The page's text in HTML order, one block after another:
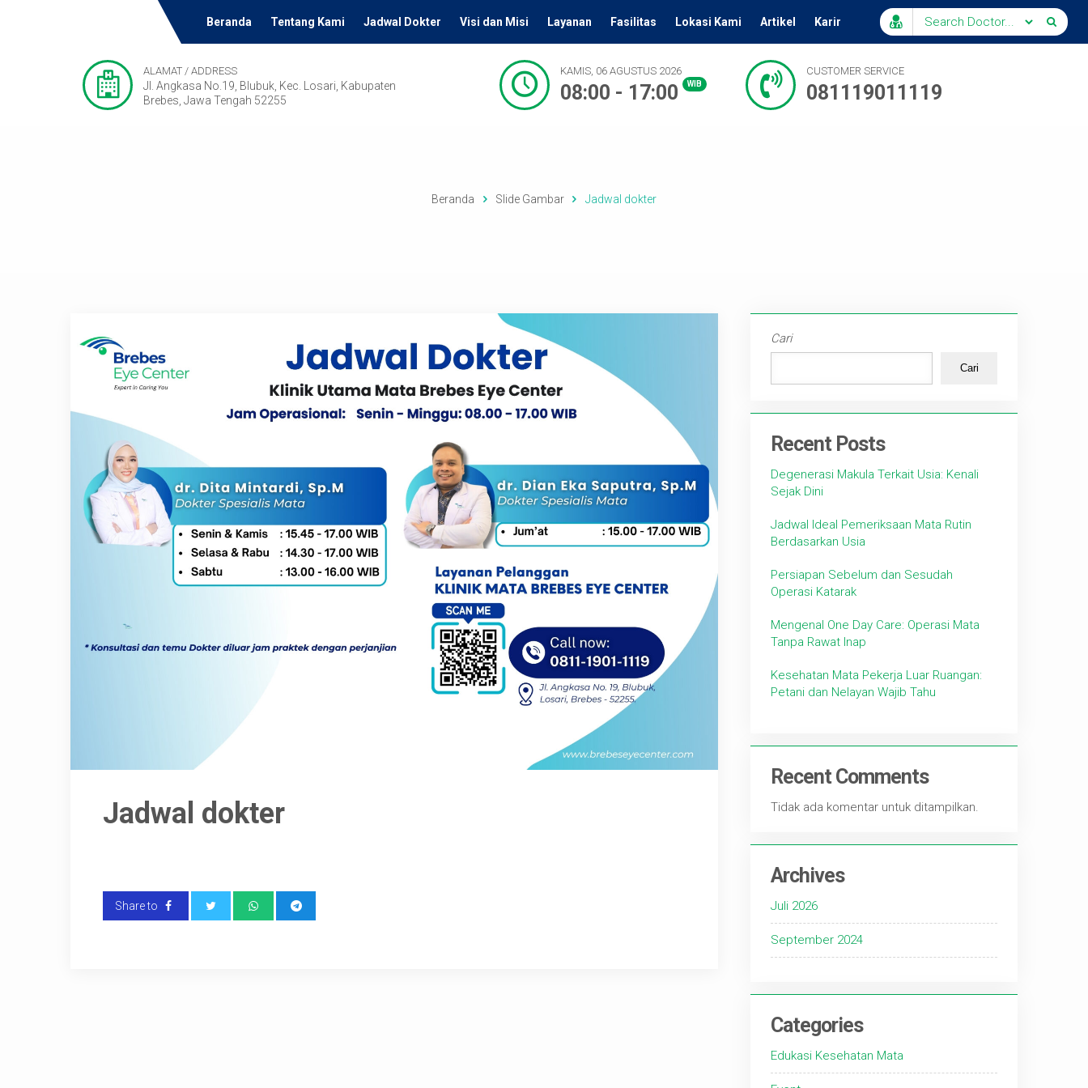
Beranda Tentang Kami Jadwal Dokter Visi dan Misi Layanan Fasilitas Lokasi Kami Artikel Karir
ALAMAT / ADDRESS
Jl. Angkasa No.19, Blubuk, Kec. Losari, Kabupaten
Brebes, Jawa Tengah 52255
KAMIS, 06 AGUSTUS 2026
08:00 - 17:00 WIB
CUSTOMER SERVICE
081119011119
Beranda Slide Gambar Jadwal dokter
Jadwal dokter
Share to
Cari
Cari
Recent Posts
Degenerasi Makula Terkait Usia: Kenali
Sejak Dini
Jadwal Ideal Pemeriksaan Mata Rutin
Berdasarkan Usia
Persiapan Sebelum dan Sesudah
Operasi Katarak
Mengenal One Day Care: Operasi Mata
Tanpa Rawat Inap
Kesehatan Mata Pekerja Luar Ruangan:
Petani dan Nelayan Wajib Tahu
Recent Comments
Tidak ada komentar untuk ditampilkan.
Archives
Juli 2026
September 2024
Categories
Edukasi Kesehatan Mata